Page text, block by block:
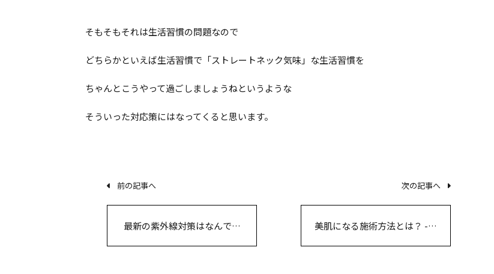
そもそもそれは生活習慣の問題なので
どちらかといえば生活習慣で「ストレートネック気味」な生活習慣を
ちゃんとこうやって過ごしましょうねというような
そういった対応策にはなってくると思います。
前の記事へ
最新の紫外線対策はなんです
次の記事へ
美肌になる施術方法とは？ -フ